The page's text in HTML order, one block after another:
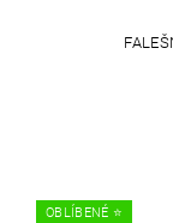
OBLÍBENÉ ⭐️